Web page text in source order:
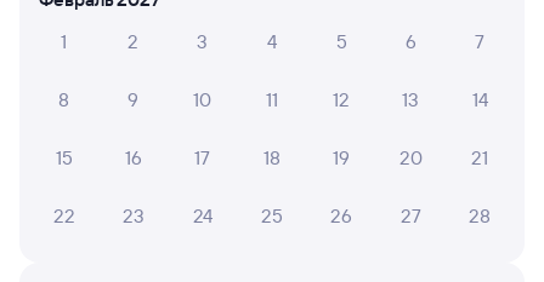
от 1 ⁠334 ⁠₽ 1 ⁠991 ⁠₽ 2 ⁠434 ⁠₽ от 9 ⁠400 ⁠₽
Выберите дату
20:26 02:01
5 ч 35 м в пути
1
2 3 4 5 6 7
8 9 10 11 12 13 14
15 16 17 18 19 20 21
22 23 24 25 26 27 28